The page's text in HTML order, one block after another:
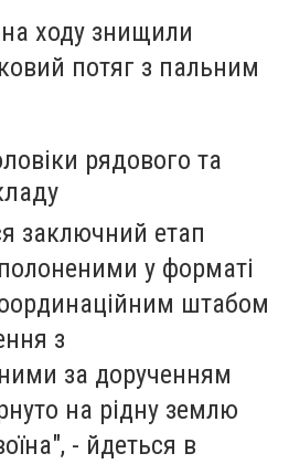
ходу знищили
потяг з пальним
рядового та
заключний етап
у форматі
штабом
з
за дорученням
на рідну землю
- йдеться в